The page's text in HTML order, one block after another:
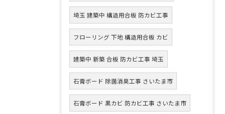
埼玉 建築中 構造用合板 防カビ工事
フローリング 下地 構造用合板 カビ
建築中 新築 合板 防カビ工事 埼玉
石膏ボード 除菌消臭工事 さいたま市
石膏ボード 黒カビ 防カビ工事 さいたま市